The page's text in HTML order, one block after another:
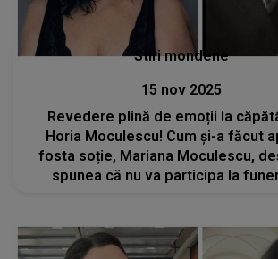
Stiri mondene
15 nov 2025
Revedere plină de emoții la
Horia Moculescu! Cum și-a făcut
fosta soție, Mariana Moculescu,
spunea că nu va participa la